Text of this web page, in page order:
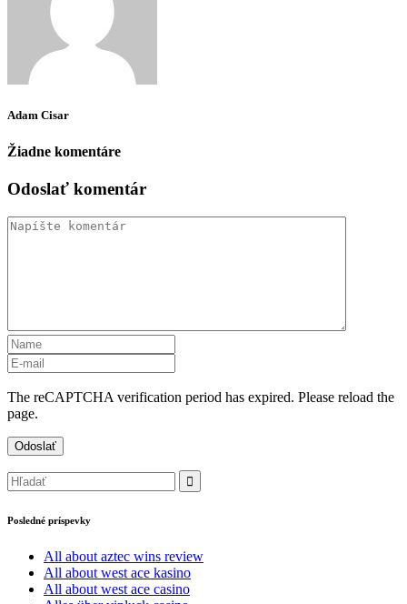
Adam Cisar
Žiadne komentáre
Odoslať komentár
The reCAPTCHA verification period has expired. Please reload the
page.
Posledné príspevky
All about aztec wins review
All about west ace kasino
All about west ace casino